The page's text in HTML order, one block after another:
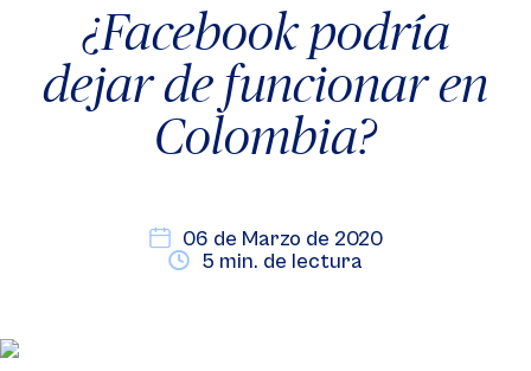
¿Facebook podría
dejar de funcionar en
Colombia?
06 de Marzo de 2020
5 min. de lectura